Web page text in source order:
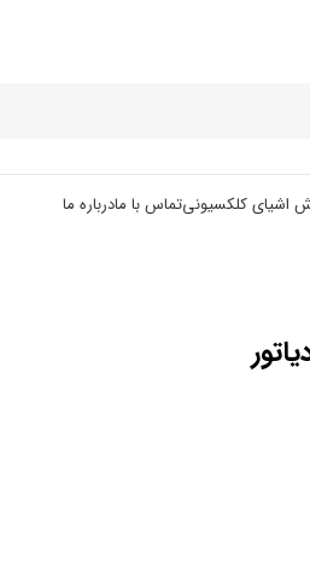
اشیای کلکسیونیتماس با مادرباره ما